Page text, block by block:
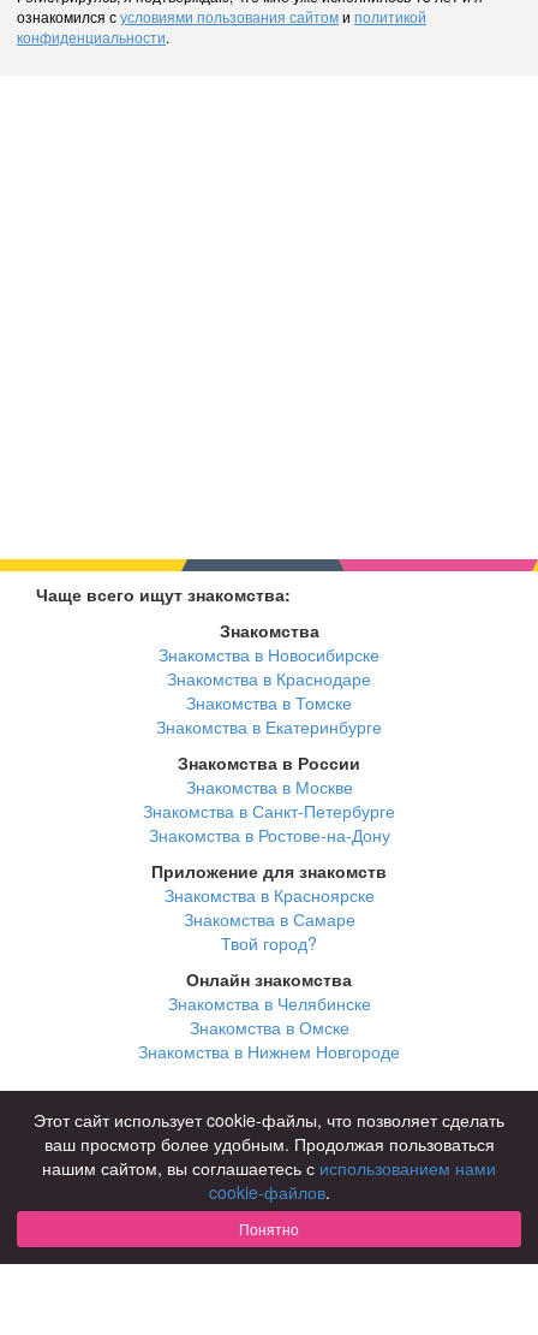
ознакомился сусловиями пользования сайтоми политикой
конфиденциальности.
Чаще всего ищут знакомства:
Знакомства
Знакомства в Новосибирске
Знакомства в Краснодаре
Знакомства в Томске
Знакомства в Екатеринбурге
Знакомства в России
Знакомства в Москве
Знакомства в Санкт-Петербурге
Знакомства в Ростове-на-Дону
Приложение для знакомств
Знакомства в Красноярске
Знакомства в Самаре
Твой город?
Онлайн знакомства
Знакомства в Челябинске
Знакомства в Омске
Знакомства в Нижнем Новгороде
Для чего
для брака и создания семьи
для любви и с/о
для дружбы
для взрослых
В возрасте
за 40 лет
Этот сайт использует cookie-файлы, что позволяет сделать
ваш просмотр более удобным. Продолжая пользоваться
нашим сайтом, вы соглашаетесь с использованием нами
cookie-файлов.
Понятно